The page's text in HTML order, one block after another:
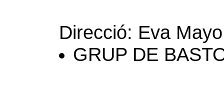
Direcció: Eva Mayo
GRUP DE